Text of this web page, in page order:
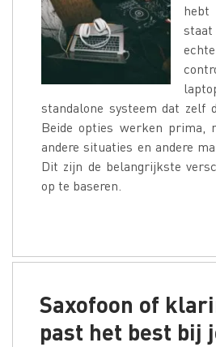
hebt
standalone systeem dat zelf
Beide opties werken prima,
andere situaties en andere
Dit zijn de belangrijkste
op te baseren.
Saxofoon of
past het best bij